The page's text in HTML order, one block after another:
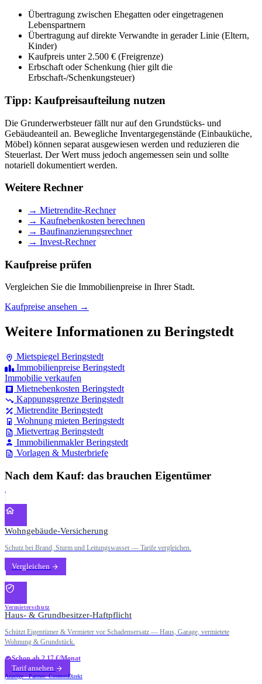
Übertragung zwischen Ehegatten oder eingetragenen
Lebenspartnern
Übertragung auf direkte Verwandte in gerader Linie (Eltern,
Kinder)
Kaufpreis unter 2.500 € (Freigrenze)
Erbschaft oder Schenkung (hier gilt die
Erbschaft-/Schenkungsteuer)
Tipp: Kaufpreisaufteilung nutzen
Die Grunderwerbsteuer fällt nur auf den Grundstücks- und
Gebäudeanteil an. Bewegliche Inventargegenstände (Einbauküche,
Möbel) können separat ausgewiesen werden und reduzieren die
Steuerlast. Der Wert muss jedoch angemessen sein und sollte
notariell dokumentiert werden.
Weitere Rechner
→ Mietrendite-Rechner
→ Kaufnebenkosten berechnen
→ Baufinanzierungsrechner
→ Invest-Rechner
Kaufpreise prüfen
Vergleichen Sie die Immobilienpreise in Ihrer Stadt.
Kaufpreise ansehen →
Weitere Informationen zu Beringstedt
Mietspiegel Beringstedt
Immobilienpreise Beringstedt
Immobilie verkaufen
Mietnebenkosten Beringstedt
Kappungsgrenze Beringstedt
Mietrendite Beringstedt
Wohnung mieten Beringstedt
Mietvertrag Beringstedt
Immobilienmakler Beringstedt
Vorlagen & Musterbriefe
Nach dem Kauf: das brauchen Eigentümer
Wohngebäude-Versicherung
Schutz bei Brand, Sturm und Leitungswasser — Tarife vergleichen.
Vergleichen
Vermieterschutz
Haus- & Grundbesitzer-Haftpflicht
Schützt Eigentümer & Vermieter vor Schadensersatz — Haus, Garage, vermietete
Wohnung & Grundstück.
Schon ab 2,17 €/Monat
Tarif ansehen
Anzeige · Partner: CosmosDirekt